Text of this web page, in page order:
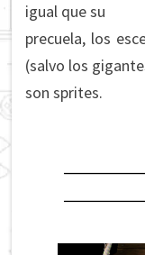
igual que su
precuela, los
(salvo los
son sprites.